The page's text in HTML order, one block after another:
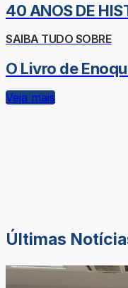
40 ANOS DE
SAIBA TUDO SOBRE
O Livro de
Veja mais
Últimas